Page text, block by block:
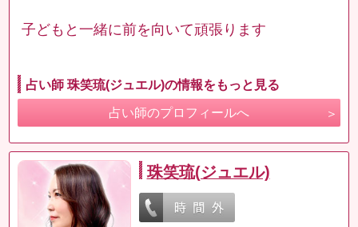
子どもと一緒に前を向いて頑張ります
占い師 珠笑琉(ジュエル)の情報をもっと見る
占い師のプロフィールへ
珠笑琉(ジュエル)